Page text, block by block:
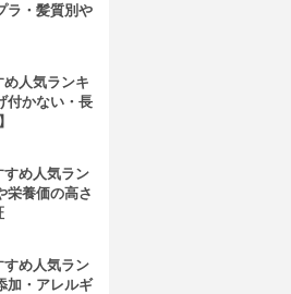
ラ・髪質別や
人気ランキ
付かない・長
すめ人気ラン
栄養価の高さ
すめ人気ラン
加・アレルギ